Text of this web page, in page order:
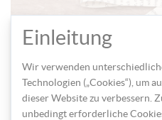
Schritt 2: Bilden Sie mit
kleben Sie die
Einleitung
Wir verwenden
Technologien („Cookies“), um
dieser Website zu verbessern.
unbedingt erforderliche